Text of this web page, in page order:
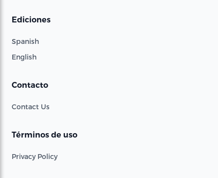
Ediciones
Spanish
English
Contacto
Contact Us
Términos de uso
Privacy Policy